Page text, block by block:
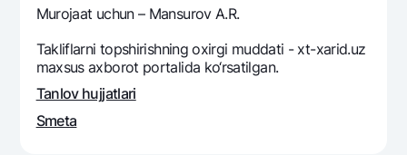
Qidirish
Foydali havolalar
Ko'p beriladigan savollar
Murojaat uchun – Mansurov A.R.
Takliflarni topshirishning oxirgi muddati - xt-xarid.uz
maxsus axborot portalida ko‘rsatilgan.
Tanlov hujjatlari
Smeta